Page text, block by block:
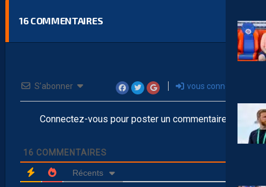
16 COMMENTAIRES
S’abonner vous connecter
Connectez-vous pour poster un commentaire
16 COMMENTAIRES
Récents